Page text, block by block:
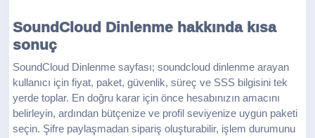
SoundCloud Dinlenme hakkında kısa
sonuç
SoundCloud Dinlenme sayfası; soundcloud dinlenme arayan
kullanıcı için fiyat, paket, güvenlik, süreç ve SSS bilgisini tek
yerde toplar. En doğru karar için önce hesabınızın amacını
belirleyin, ardından bütçenize ve profil seviyenize uygun paketi
seçin. Şifre paylaşmadan sipariş oluşturabilir, işlem durumunu